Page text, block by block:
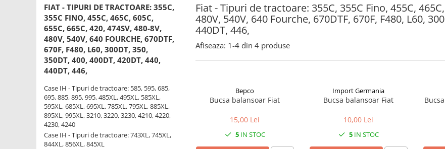
1.3. Scaune & Accesorii
1.3.1. Scaune
1.4.1. Pompe hidraulice
1.4.2. Joystick
1.4.3. Distribuitoare
Fiat - Tipuri de tractoare: 355C, 355C Fino, 455C,
480V, 540V, 640 Fourche, 670DTF, 670F, F480, L60,
440DT, 446,
FIAT - TIPURI DE TRACTOARE: 355C,
355C FINO, 455C, 465C, 605C,
655C, 665C, 420, 474SV, 480-8V,
480V, 540V, 640 FOURCHE, 670DTF,
670F, F480, L60, 300DT, 350,
350DT, 400, 400DT, 420DT, 440,
440DT, 446,
Case IH - Tipuri de tractoare: 585, 595, 685,
695, 885, 895, 995, 485XL, 495XL, 585XL,
595XL, 685XL, 695XL, 785XL, 795XL, 885XL,
895XL, 995XL, 3210, 3220, 3230, 4210, 4220,
4230, 4240
Case IH - Tipuri de tractoare: 743XL, 745XL,
844XL, 856XL, 845XL
Afiseaza: 1-4 din 4 produse
Bepco
Bucsa balansoar Fiat
15,00 Lei
5IN STOC
Import Germania
Bucsa balansoar Fiat
10,00 Lei
5IN STOC